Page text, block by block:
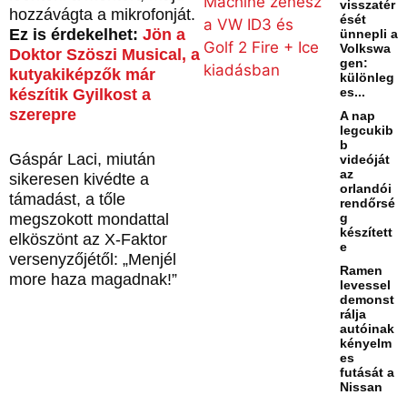
hozzávágta a mikrofonját.
Ez is érdekelhet: Jön a
Doktor Szöszi Musical, a
kutyakiképzők már
készítik Gyilkost a
szerepre
Gáspár Laci, miután
sikeresen kivédte a
támadást, a tőle
megszokott mondattal
elköszönt az X-Faktor
versenyzőjétől:
Menjél
more haza magadnak!
visszatér
ését
ünnepli a
Volkswa
gen:
különleg
es...
A nap
legcukib
b
videóját
az
orlandói
rendőrsé
g
készített
e
Ramen
levessel
demonst
rálja
autóinak
kényelm
es
futását a
Nissan